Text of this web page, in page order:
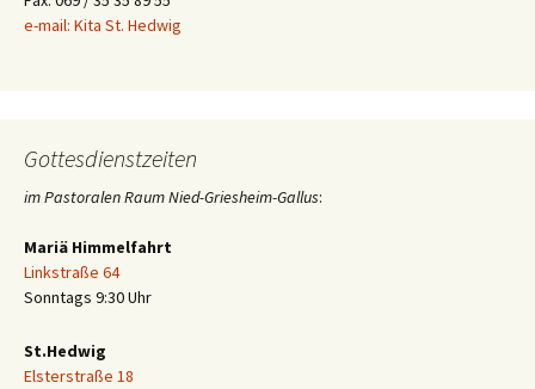
e-mail: Kita St. Hedwig
Gottesdienstzeiten
im Pastoralen Raum Nied-Griesheim-Gallus:
Mariä Himmelfahrt
Linkstraße 64
Sonntags 9:30 Uhr
St.Hedwig
Elsterstraße 18